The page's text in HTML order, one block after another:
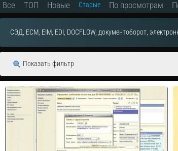
Все ТОП Новые Старые По просмотрам
СЭД, ECM, EIM, EDI, DOCFLOW, документоборот,
Показать фильтр